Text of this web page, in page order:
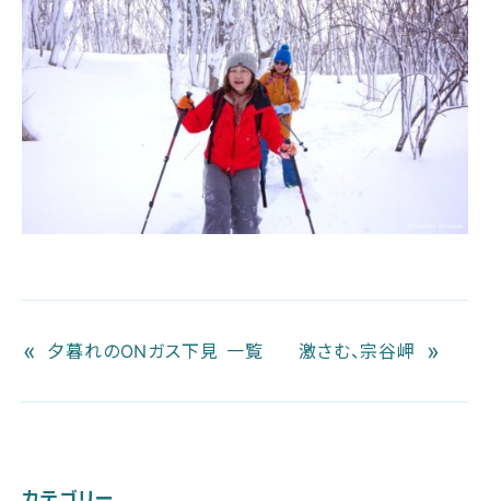
« 夕暮れのONガス下見 一覧 激さむ、宗谷岬 »